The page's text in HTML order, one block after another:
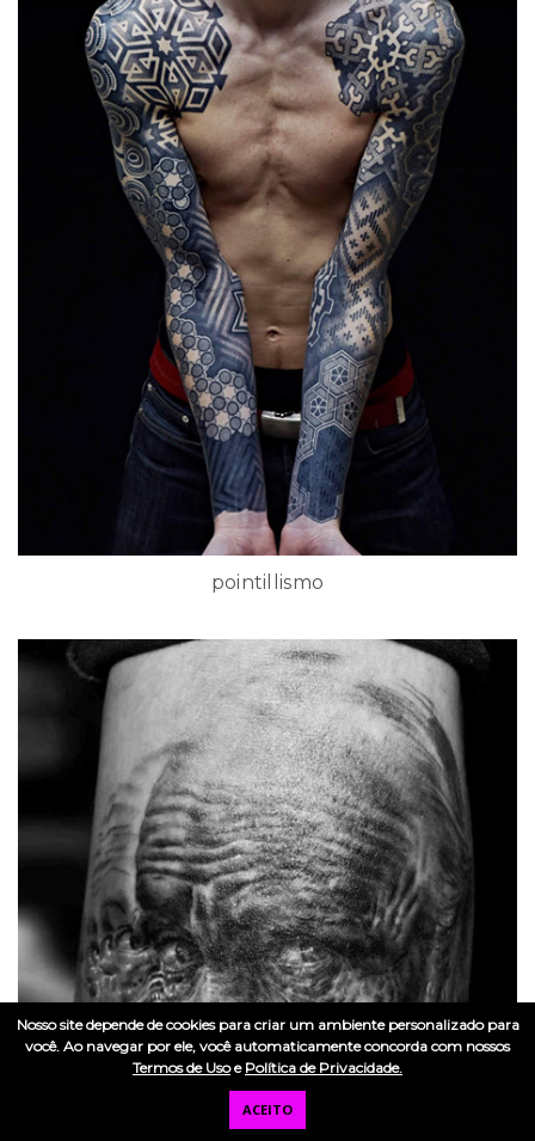
pointillismo
Nosso site depende de cookies para criar um ambiente personalizado para
você. Ao navegar por ele, você automaticamente concorda com nossos
Termos de Usoe Política de Privacidade.
ACEITO